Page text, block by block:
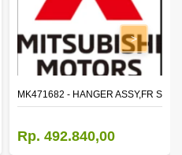
REVERSE
MK471682 - HANGER ASSY,FR
Rp. 492.840,00
>